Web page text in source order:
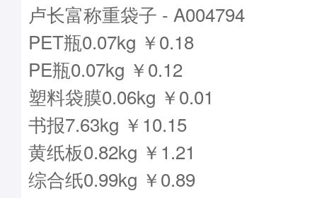
卢长富称重袋子 - A004794
PET瓶0.07kg ￥0.18
PE瓶0.07kg ￥0.12
塑料袋膜0.06kg ￥0.01
书报7.63kg ￥10.15
黄纸板0.82kg ￥1.21
综合纸0.99kg ￥0.89